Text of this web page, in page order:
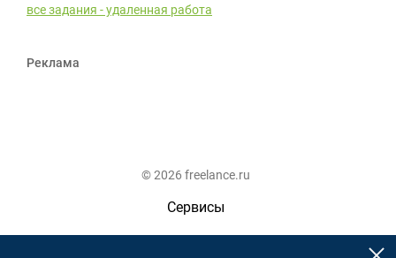
все задания - удаленная работа
Реклама
© 2026 freelance.ru
Сервисы
Помощь